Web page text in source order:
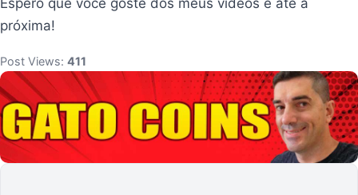
Espero que você goste dos meus vídeos e até a
próxima!
Post Views: 411